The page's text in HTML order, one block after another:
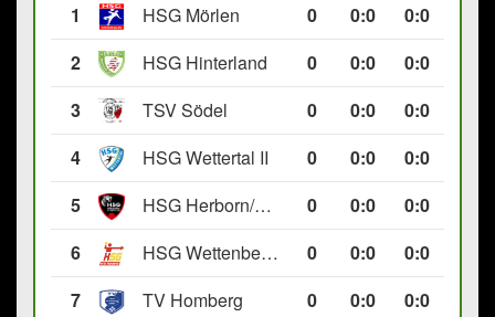
1
HSG Mörlen 0 0:0
0:0
2
HSG Hinterland 0 0:0
0:0
3
TSV Södel 0 0:0
0:0
4
HSG Wettertal II 0 0:0
0:0
5
HSG Herborn/Seelbach 0 0:0
0:0
6
HSG Wettenberg III 0 0:0
0:0
7
TV Homberg 0 0:0
0:0